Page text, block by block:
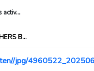
activ...
B...